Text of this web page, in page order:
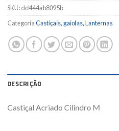
SKU:dd444ab8095b
CategoriaCastiçais, gaiolas, Lanternas
DESCRIÇÃO
Castiçal Acriado Cilindro M